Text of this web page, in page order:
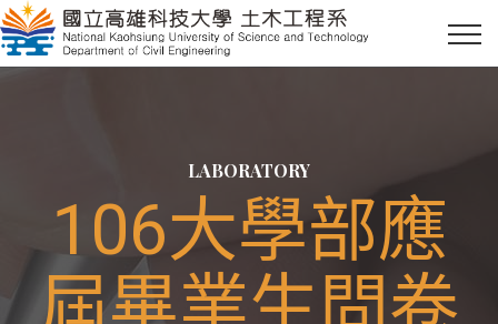
LABORATORY
106大學部應
屆畢業生問卷